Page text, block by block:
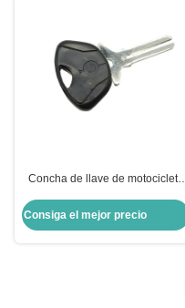
Concha de llave de motocicleta
llave de cambio
Consiga el mejor precio